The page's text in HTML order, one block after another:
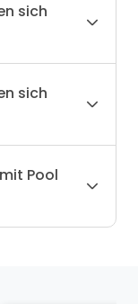
sich
sich
Pool